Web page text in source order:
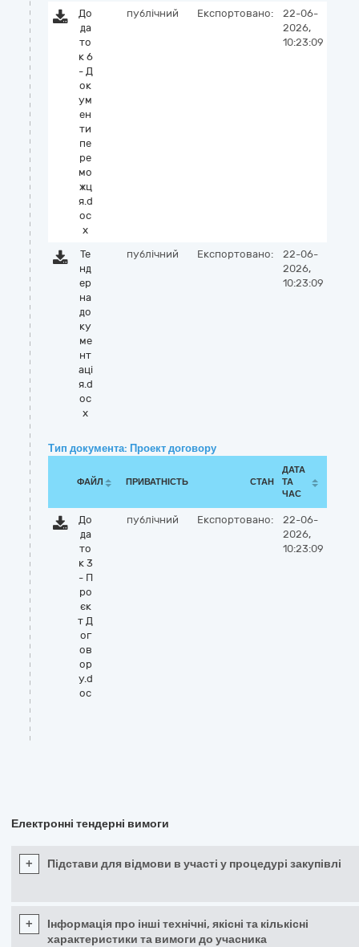
До
да
то
к 6
- Д
ок
ум
ен
ти
пе
ре
мо
жц
я.d
oc
x
публічний Експортовано:
22-06-
2026,
10:23:09
Те
нд
ер
на
до
ку
ме
нт
аці
я.d
oc
x
публічний Експортовано:
22-06-
2026,
10:23:09
Тип документа: Проект договору
ФАЙЛ ПРИВАТНІСТЬ СТАН
ДАТА
ТА
ЧАС
До
да
то
к 3
- П
ро
єк
т Д
ог
ов
ор
у.d
oc
публічний Експортовано:
22-06-
2026,
10:23:09
Електронні тендерні вимоги
+ Підстави для відмови в участі у процедурі закупівлі
+
Інформація про інші технічні, якісні та кількісні
характеристики та вимоги до учасника